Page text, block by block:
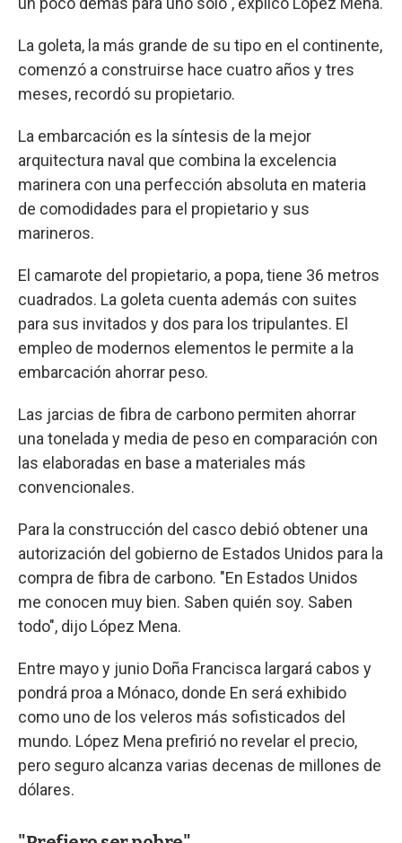
La goleta, la más grande de su tipo en el continente,
comenzó a construirse hace cuatro años y tres
meses, recordó su propietario.
La embarcación es la síntesis de la mejor
arquitectura naval que combina la excelencia
marinera con una perfección absoluta en materia
de comodidades para el propietario y sus
marineros.
El camarote del propietario, a popa, tiene 36 metros
cuadrados. La goleta cuenta además con suites
para sus invitados y dos para los tripulantes. El
empleo de modernos elementos le permite a la
embarcación ahorrar peso.
Las jarcias de fibra de carbono permiten ahorrar
una tonelada y media de peso en comparación con
las elaboradas en base a materiales más
convencionales.
Para la construcción del casco debió obtener una
autorización del gobierno de Estados Unidos para la
compra de fibra de carbono. "En Estados Unidos
me conocen muy bien. Saben quién soy. Saben
todo", dijo López Mena.
Entre mayo y junio Doña Francisca largará cabos y
pondrá proa a Mónaco, donde En será exhibido
como uno de los veleros más sofisticados del
mundo. López Mena prefirió no revelar el precio,
pero seguro alcanza varias decenas de millones de
dólares.